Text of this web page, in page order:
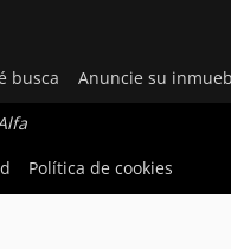
busca Anuncie su
Política de cookies